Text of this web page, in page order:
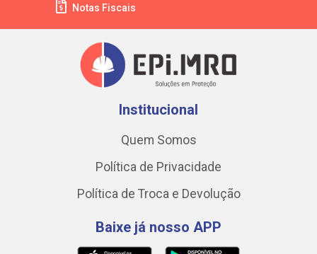
Notas Fiscais
Institucional
Quem Somos
Política de Privacidade
Política de Troca e Devolução
Baixe já nosso APP